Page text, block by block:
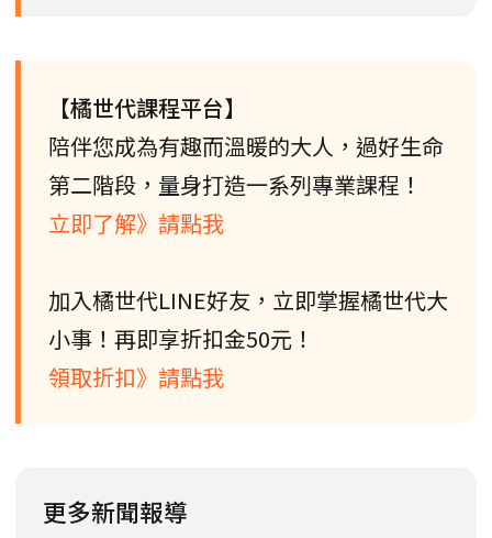
【橘世代課程平台】
陪伴您成為有趣而溫暖的大人，過好生命
第二階段，量身打造一系列專業課程！
立即了解》請點我
加入橘世代LINE好友，立即掌握橘世代大
小事！再即享折扣金50元！
領取折扣》請點我
更多新聞報導